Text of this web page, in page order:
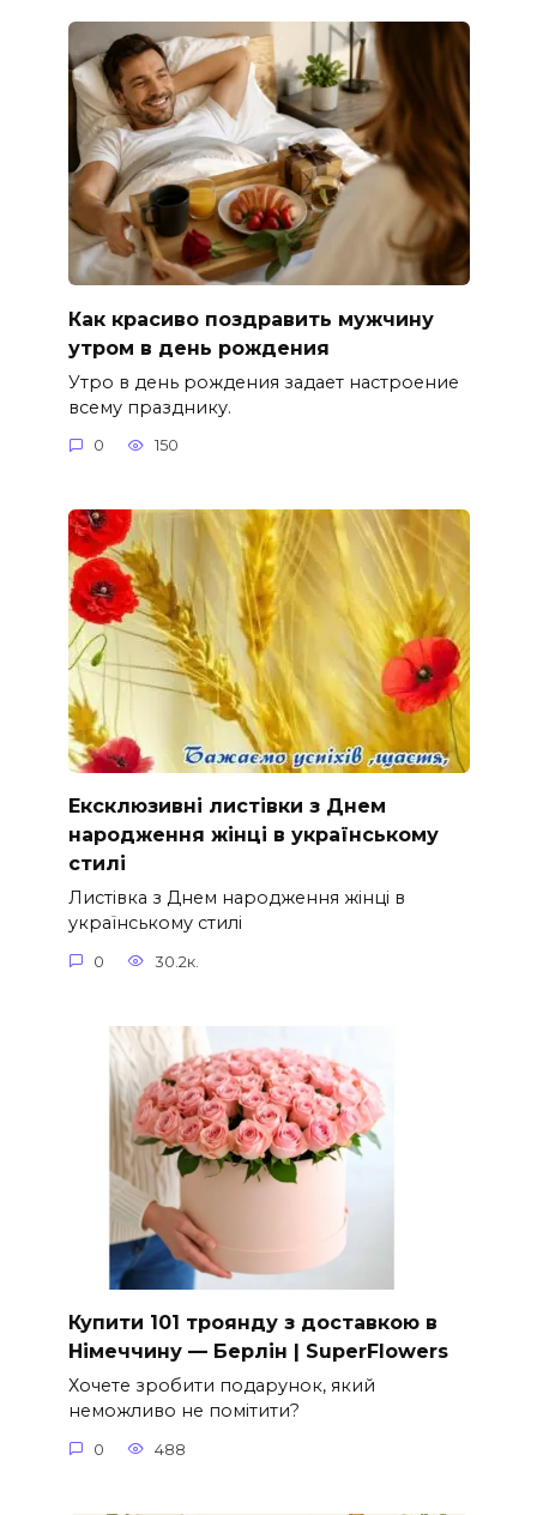
Как красиво поздравить мужчину
утром в день рождения
Утро в день рождения задает настроение
всему празднику.
0 150
Ексклюзивні листівки з Днем
народження жінці в українському
стилі
Листівка з Днем народження жінці в
українському стилі
0 30.2к.
Купити 101 троянду з доставкою в
Німеччину — Берлін | SuperFlowers
Хочете зробити подарунок, який
неможливо не помітити?
0 488